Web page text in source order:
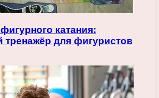
катания:
тренажёр для фигуристов